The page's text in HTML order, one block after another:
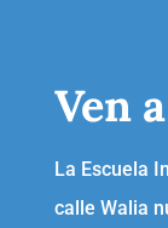
Ven
La Escuela
calle Walia